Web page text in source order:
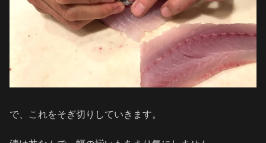
で、これをそぎ切りしていきます。